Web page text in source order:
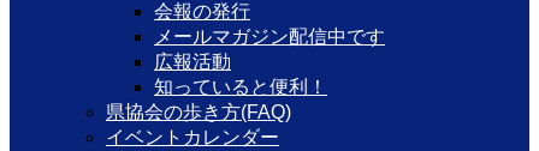
会報の発行
メールマガジン配信中です
広報活動
知っていると便利！
県協会の歩き方(FAQ)
イベントカレンダー